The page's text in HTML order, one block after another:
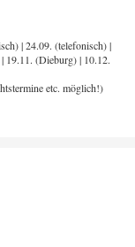
| 24.09. (telefonisch) |
19.11. (Dieburg) | 10.12.
etc. möglich!)